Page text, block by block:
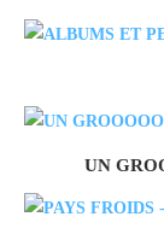
UN